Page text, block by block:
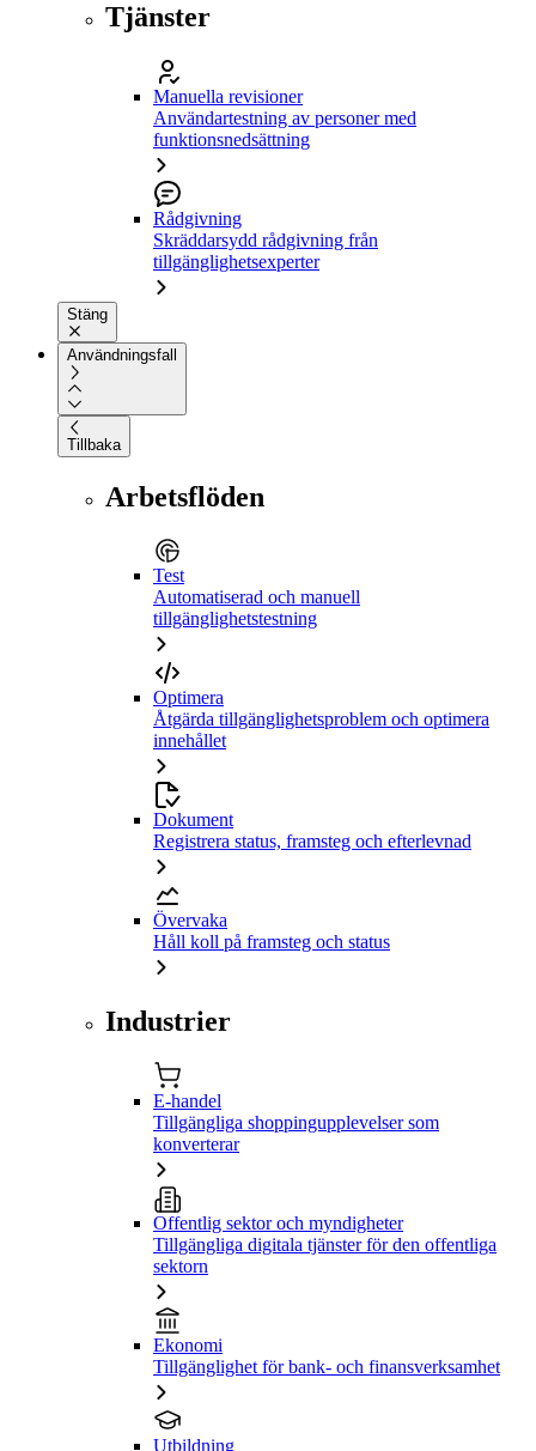
Tjänster
Manuella revisioner
Användartestning av personer med
funktionsnedsättning
Rådgivning
Skräddarsydd rådgivning från
tillgänglighetsexperter
Stäng
Användningsfall
Tillbaka
Arbetsflöden
Test
Automatiserad och manuell
tillgänglighetstestning
Optimera
Åtgärda tillgänglighetsproblem och optimera
innehållet
Dokument
Registrera status, framsteg och efterlevnad
Övervaka
Håll koll på framsteg och status
Industrier
E-handel
Tillgängliga shoppingupplevelser som
konverterar
Offentlig sektor och myndigheter
Tillgängliga digitala tjänster för den offentliga
sektorn
Ekonomi
Tillgänglighet för bank- och finansverksamhet
Utbildning